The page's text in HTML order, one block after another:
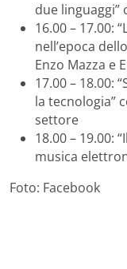
due linguaggi”
16.00 – 17.00:
nell’epoca
Enzo Mazza e
17.00 – 18.00:
la tecnologia”
settore
18.00 – 19.00:
musica
Foto: Facebook